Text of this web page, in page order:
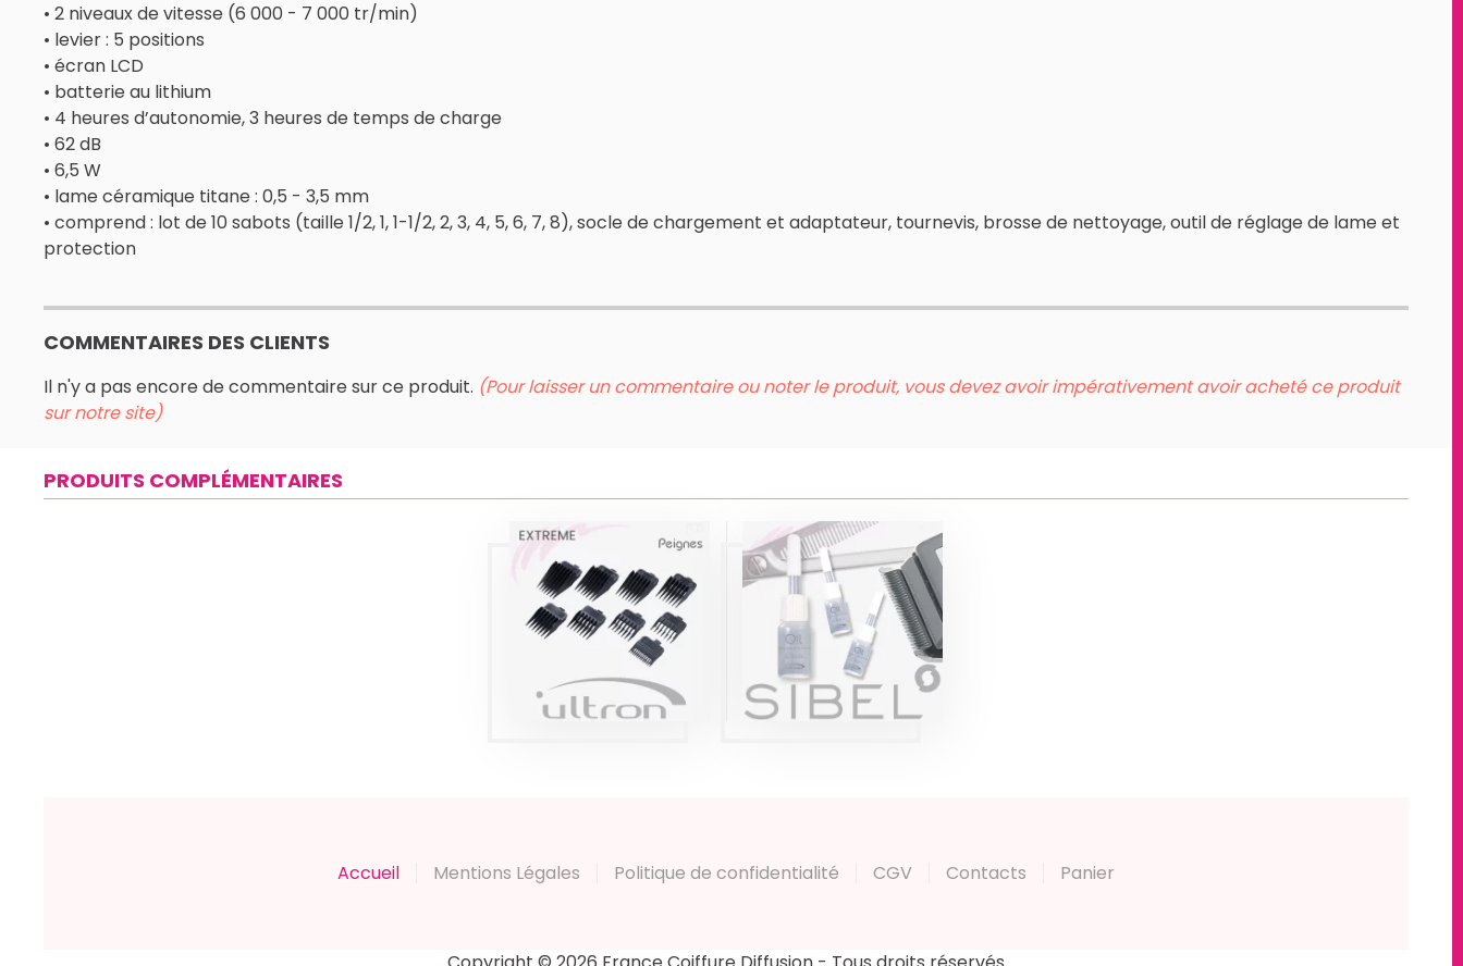
• 2 niveaux de vitesse (6 000 - 7 000 tr/min)
• levier : 5 positions
• écran LCD
• batterie au lithium
• 4 heures d’autonomie, 3 heures de temps de charge
• 62 dB
• 6,5 W
• lame céramique titane : 0,5 - 3,5 mm
• comprend : lot de 10 sabots (taille 1/2, 1, 1-1/2, 2, 3, 4, 5, 6, 7, 8), socle de chargement et adaptateur, tournevis, brosse de nettoyage, outil de réglage de lame et
protection
COMMENTAIRES DES CLIENTS
Il n'y a pas encore de commentaire sur ce produit. (Pour laisser un commentaire ou noter le produit, vous devez avoir impérativement avoir acheté ce produit
sur notre site)
PRODUITS COMPLÉMENTAIRES
PEIGNES POUR
TONDEUSE ENKI
EXTREME
ULTRON
Produits
HUILE POUR
CISEAUX ET
TONDEUSES
RATO X2 3,5ML
Produits
Accueil Mentions Légales Politique de confidentialité CGV Contacts Panier